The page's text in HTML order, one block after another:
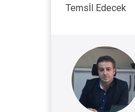
Temsİl Edecek